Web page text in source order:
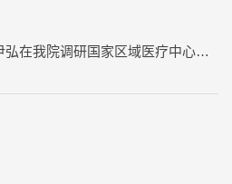
2025年7月8日，省委书记尹弘在我院调研国家区域医疗中心项目建设。